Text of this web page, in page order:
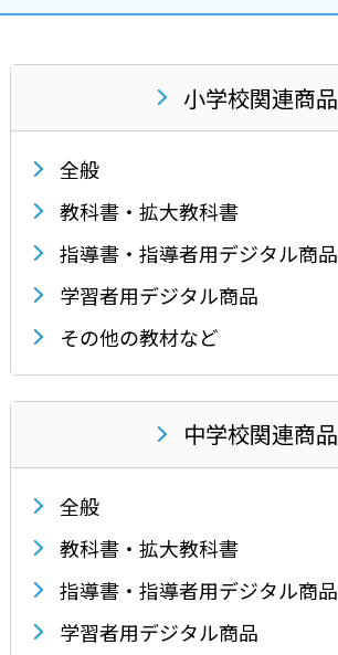
小学校関連商品
全般
教科書・拡大教科書
指導書・指導者用デジタル商品
学習者用デジタル商品
その他の教材など
中学校関連商品
全般
教科書・拡大教科書
指導書・指導者用デジタル商品
学習者用デジタル商品